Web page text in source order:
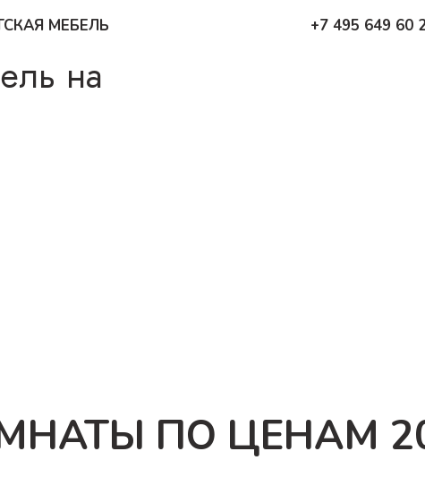
МЕБЕЛЬ +7 495 649 60
на
ПО ЦЕНАМ